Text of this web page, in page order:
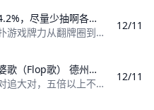
德州扑克后门花的概率就4.2%，尽量少抽啊各位 后门花的概率是多少
今天要给大家分享一下德扑游戏牌力从翻牌圈到河牌圈提高的概率。 注意：转牌和河牌是结合在一起的。 翻牌同花听牌到河牌中花 比如你手持3♥8♥，翻牌K
12/11
德州口诀，德扑圈的扶老婆歌（Flop歌） 德州口诀，德扑圈的扶老婆歌（Flop歌）
《扶老婆（Flop）歌》小对追大对，五倍以上不嫌累； 要是turn上没戴着，八倍以下赶紧逃； 两大打对小，以一赚五值得搞； turn上没捞到，七倍
12/11